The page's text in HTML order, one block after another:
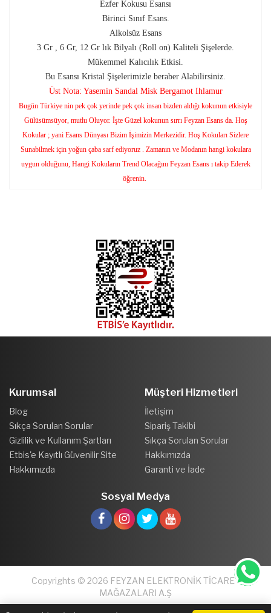
Ezfer ​​Kokusu Esansı
Birinci Sınıf Esans.
Alkolsüz Esans
3 Gr , 6 Gr, 12 Gr lık Bilyalı (Roll on) Kaliteli Şişelerde.
Mükemmel Kalıcılık Etkisi.
Bu Esansı Kristal Şişelerimizle beraber Alabilirsiniz.
Üst Nota: Yasemin Sandal Misk Bergamot Ihlamur
Bugün Türkiye nin pek çok yerinde pek çok insan bizden aldığı kokunun etkisiyle
Gülüsümsüyor, mutlu Oluyor. İşte Güzel kokunun sırrı Feyzan Esans da. Hoş
Kokular ; yani Esans Dünyası Bizim İşimizin Merkezidir. Hoş Kokuları Sizlere
Sunabilmek için yoğun çaba sarf ediyoruz . Zamanın ve Modanın hangi kokulara
uygun olduğunu, Hangi Kokuların Trend Olacağını Feyzan Esans ı takip Ederek
öğrenin.
Kurumsal
Blog
Sıkça Sorulan Sorular
Gizlilik ve Kullanım Şartları
Etbis'e Kayıtlı Güvenilir Site
Hakkımızda
Müşteri Hizmetleri
İletişim
Sipariş Takibi
Sıkça Sorulan Sorular
Hakkımızda
Garanti ve İade
Sosyal Medya
Copyrights © 2026 FEYZAN ELEKTRONİK TİCARET
MAĞAZALARI A.Ş